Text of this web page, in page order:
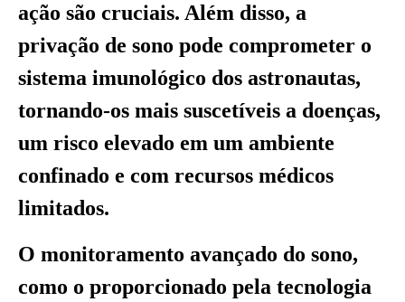
ação são cruciais. Além disso, a
privação de sono pode comprometer o
sistema imunológico dos astronautas,
tornando-os mais suscetíveis a doenças,
um risco elevado em um ambiente
confinado e com recursos médicos
limitados.
O monitoramento avançado do sono,
como o proporcionado pela tecnologia